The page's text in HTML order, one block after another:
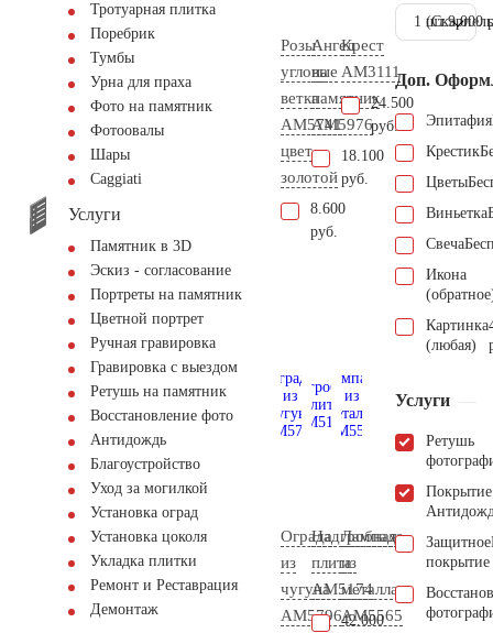
Тротуарная плитка
Поребрик
Тумбы
Урна для праха
Фото на памятник
Фотоовалы
Шары
Сaggiati
Услуги
Памятник в 3D
Эскиз - согласование
Портреты на памятник
Цветной портрет
Ручная гравировка
Гравировка с выездом
Ретушь на памятник
Восстановление фото
Антидождь
Благоустройство
Уход за могилкой
Установка оград
Установка цоколя
Укладка плитки
Ремонт и Реставрация
Демонтаж
Розы
угловые
ветка
AM5741
цвет
золотой
8.600
руб.
Ангел
на
памятник
AM5976
18.100
руб.
Крест
AM3111
24.500
руб.
Ограда
из
чугуна
AM5796
Надгробная
плита
AM5174
42.000
Лампада
из
металла
AM5565
1 шт.9.000
Доп.
Эпитафия
Крестик
Цветы
Виньетка
Свеча
Икона
Картинка
(любая)
Услуги
Ретушь
Покрытие
Защитное
покрытие